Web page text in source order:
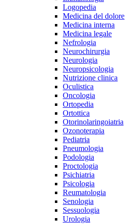
Logopedia
Medicina del dolore
Medicina interna
Medicina legale
Nefrologia
Neurochirurgia
Neurologia
Neuropsicologia
Nutrizione clinica
Oculistica
Oncologia
Ortopedia
Ortottica
Otorinolaringoiatria
Ozonoterapia
Pediatria
Pneumologia
Podologia
Proctologia
Psichiatria
Psicologia
Reumatologia
Senologia
Sessuologia
Urologia